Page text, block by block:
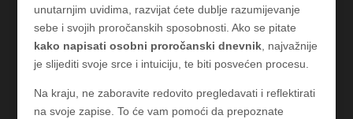
unutarnjim uvidima, razvijat ćete dublje razumijevanje
sebe i svojih proročanskih sposobnosti. Ako se pitate
kako napisati osobni proročanski dnevnik, najvažnije
je slijediti svoje srce i intuiciju, te biti posvećen procesu.
Na kraju, ne zaboravite redovito pregledavati i reflektirati
na svoje zapise. To će vam pomoći da prepoznate